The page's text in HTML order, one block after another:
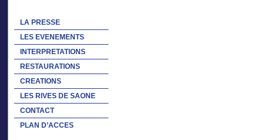
LA PRESSE
LES EVENEMENTS
INTERPRETATIONS
RESTAURATIONS
CREATIONS
LES RIVES DE SAONE
CONTACT
PLAN D’ACCES